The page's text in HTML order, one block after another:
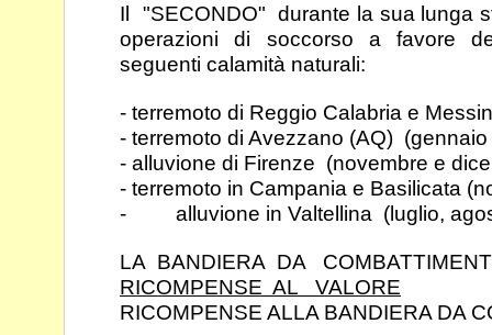
Il "SECONDO" durante la sua lunga
operazioni di soccorso a favore
seguenti calamità naturali:
- terremoto di Reggio Calabria e
- terremoto di Avezzano (AQ)
- alluvione di Firenze (novembre e
- terremoto in Campania e Basilicata
- alluvione in Valtellina (luglio,
LA BANDIERA DA
RICOMPENSE AL VALORE
RICOMPENSE ALLA BANDIERA DA